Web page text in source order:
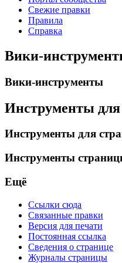
Свежие правки
Правила
Справка
Вики-
Вики-инструменты
Инструменты для
Инструменты для
Инструменты
Ещё
Ссылки сюда
Связанные правки
Версия для печати
Постоянная ссылка
Сведения о странице
Журналы страницы